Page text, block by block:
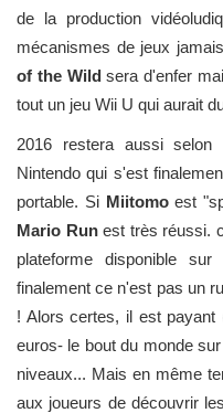
de la production
mécanismes de jeux
of the Wildsera d'enfer
tout un jeu Wii U qui aurait
2016 restera aussi
Nintendo qui s'est
portable. SiMiitomoest
Mario Runest très réussi.
plateforme disponible
finalement ce n'est pas un
! Alors certes, il est
euros- le bout du monde
niveaux... Mais en même
aux joueurs de découvrir